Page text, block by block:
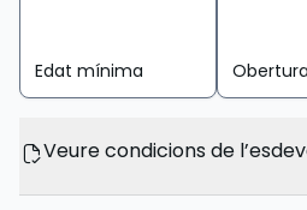
Edat mínima
Veure condicions de